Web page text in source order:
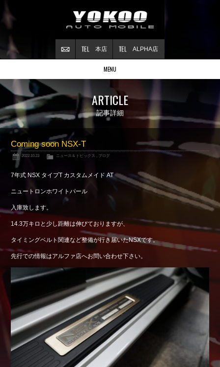
ALPHA店
本店
MENU
Stock list
在庫情報
Contract
ご成約情報
About NSX
NSXについて
Reflesh Plan
買取査定
Blog
Shop info.
店舗紹介
Company
会社概要
ARTICLE
記事詳細
Coming soon NSX-T
2022.10.23 ニュース＆トピックス , ブログ
7年式 NSX タイプT カスタムメイド AT
ニュートロンホワイトパール
入庫致します。
14.3万キロと少し距離は伸びておりますが、
タイミングベルト関連など整備が行き届いたNSXです。
先行での情報はアルファ店へお問い合わせ下さい。